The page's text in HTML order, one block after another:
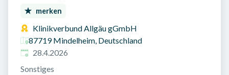
merken
Klinikverbund Allgäu gGmbH
87719 Mindelheim, Deutschland
Veröffentlicht am
28.4.2026
Sonstiges